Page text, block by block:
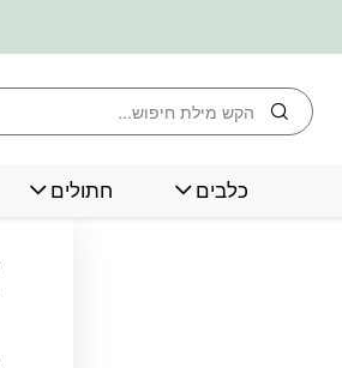
חיפוש
כלבים חתולים